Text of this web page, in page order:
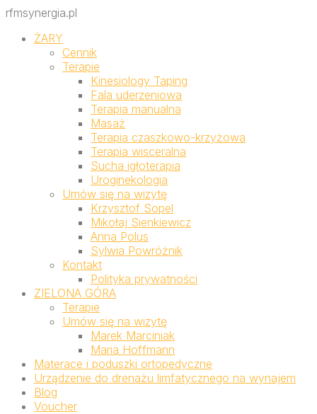
rfmsynergia.pl
ŻARY
Cennik
Terapie
Kinesiology Taping
Fala uderzeniowa
Terapia manualna
Masaż
Terapia czaszkowo-krzyżowa
Terapia wisceralna
Sucha igłoterapia
Uroginekologia
Umów się na wizytę
Krzysztof Sopel
Mikołaj Sienkiewicz
Anna Polus
Sylwia Powróżnik
Kontakt
Polityka prywatności
ZIELONA GÓRA
Terapie
Umów się na wizytę
Marek Marciniak
Maria Hoffmann
Materace i poduszki ortopedyczne
Urządzenie do drenażu limfatycznego na wynajem
Blog
Voucher